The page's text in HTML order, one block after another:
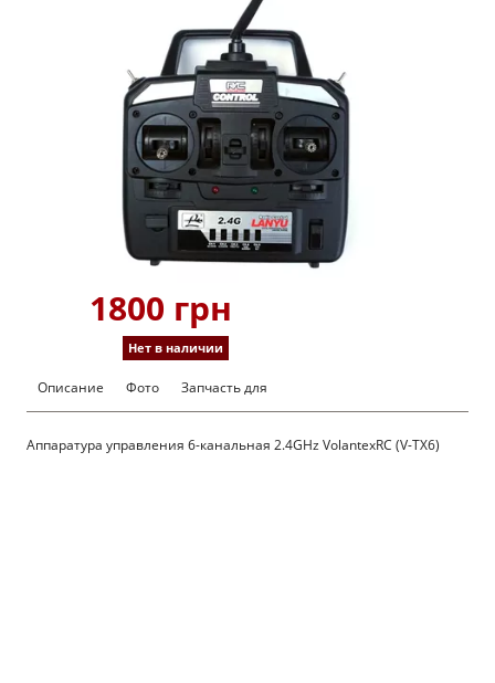
1800 грн
Нет в наличии
Описание Фото Запчасть для
Аппаратура управления 6-канальная 2.4GHz VolantexRC (V-TX6)